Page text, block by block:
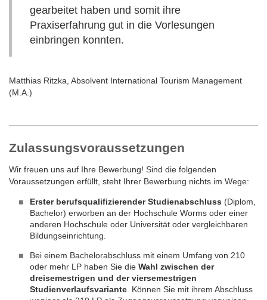
wahlweise einPraxissemester in Ihr Studium integrieren.
Dabei verbringen Sie mindestens 20 Wochen in einem selbst
gewählten Unternehmen. Sie sammeln wertvolle
Berufserfahrung, bauen branchenspezifisches Wissen auf und
Veranstaltungsmanagement: in vielfältigen
Führungspositionengestalten Sie Veränderungen aktiv mit.
Darüber hinaus haben Sie die Möglichkeit, ein
→ Promotionsstudium aufzunehmen und Ihre akademische
gearbeitet haben und somit ihre
Praxiserfahrung gut in die Vorlesungen
einbringen konnten.
Matthias Ritzka, Absolvent International Tourism Management
(M.A.)
Zulassungsvoraussetzungen
Wir freuen uns auf Ihre Bewerbung! Sind die folgenden
Voraussetzungen erfüllt, steht Ihrer Bewerbung nichts im Wege:
Erster berufsqualifizierender Studienabschluss (Diplom,
Bachelor) erworben an der Hochschule Worms oder einer
anderen Hochschule oder Universität oder vergleichbaren
Bildungseinrichtung.
Bei einem Bachelorabschluss mit einem Umfang von 210
oder mehr LP haben Sie die Wahl zwischen der
dreisemestrigen und der viersemestrigen
Studienverlaufsvariante . Können Sie mit ihrem Abschluss